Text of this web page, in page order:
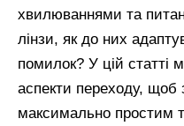
хвилюваннями та
лінзи, як до них
помилок? У цій статті
аспекти переходу, щоб
максимально простим